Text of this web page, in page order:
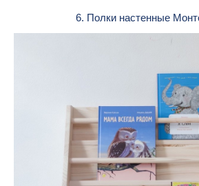
6. Полки настенные